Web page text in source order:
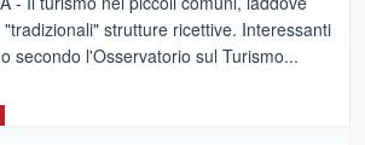
strutture ricettive. Interessanti
secondo l'Osservatorio sul Turismo...